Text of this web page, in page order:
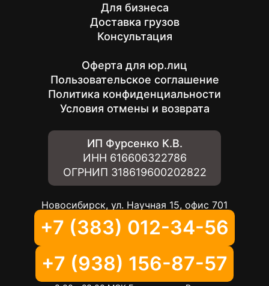
Для бизнеса
Доставка грузов
Консультация
Оферта для юр.лиц
Пользовательское соглашение
Политика конфиденциальности
Условия отмены и возврата
ИП Фурсенко К.В.
ИНН 616606322786
ОГРНИП 318619600202822
Новосибирск, ул. Научная 15, офис 701
+7 (383) 012-34-56
+7 (938) 156-87-57